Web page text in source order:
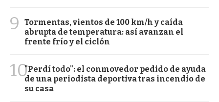
9
Tormentas, vientos de 100 km/h y caída
abrupta de temperatura: así avanzan el
frente frío y el ciclón
10"Perdí todo": el conmovedor pedido de ayuda
de una periodista deportiva tras incendio de
su casa